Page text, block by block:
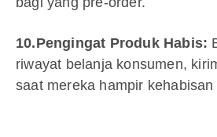
10.Pengingat Produk Habis:
riwayat belanja konsumen,
saat mereka hampir kehabisan